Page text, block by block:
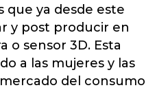
que ya desde este
y post producir en
o sensor 3D. Esta
a las mujeres y las
del consumo